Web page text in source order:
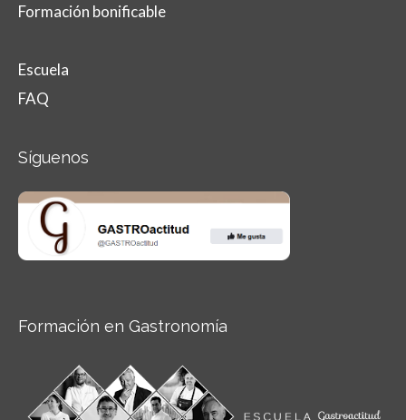
Formación bonificable
Escuela
FAQ
Síguenos
Formación en Gastronomía